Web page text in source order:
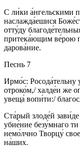
С ли́ки а́нгельскими
наслажда́ешися
отту́ду
притека́ющим ве́рою
дарова́ние.
Песнь 7
Ирмо́с:
отроко́м,/ халде́и же
увеща́ вопи́ти:/
Ста́рый злоде́й
убие́ние безу́мнаго
немо́лчно Творцу́
на́ших.